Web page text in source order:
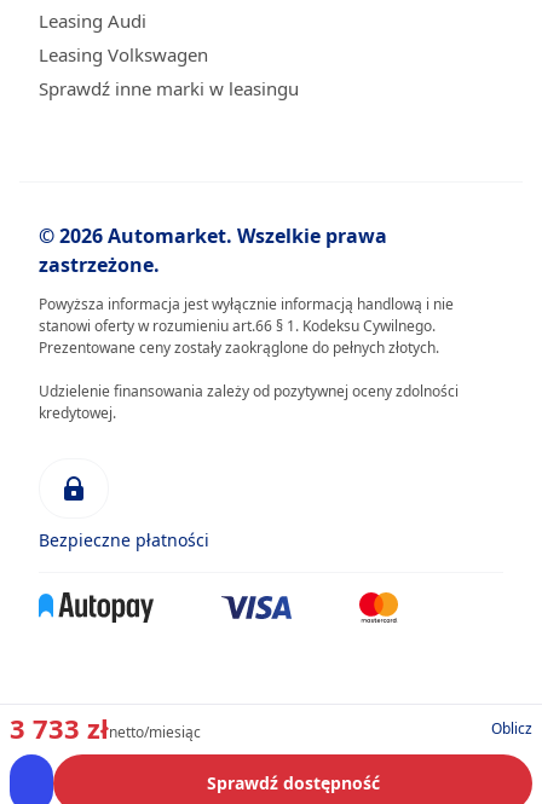
3 733 złnetto/miesiąc Oblicz
Sprawdź dostępność
Leasing Audi
Leasing Volkswagen
Sprawdź inne marki w leasingu
© 2026 Automarket. Wszelkie prawa
zastrzeżone.
Powyższa informacja jest wyłącznie informacją handlową i nie
stanowi oferty w rozumieniu art.66 § 1. Kodeksu Cywilnego.
Prezentowane ceny zostały zaokrąglone do pełnych złotych.
Udzielenie finansowania zależy od pozytywnej oceny zdolności
kredytowej.
Bezpieczne płatności